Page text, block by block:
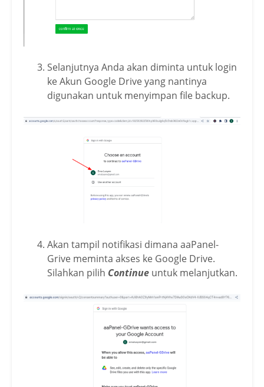
Selanjutnya Anda akan diminta untuk login
ke Akun Google Drive yang nantinya
digunakan untuk menyimpan file backup.
Akan tampil notifikasi dimana aaPanel-
Grive meminta akses ke Google Drive.
Silahkan pilih Continue untuk melanjutkan.